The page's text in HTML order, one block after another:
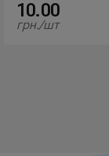
10.00
грн./шт